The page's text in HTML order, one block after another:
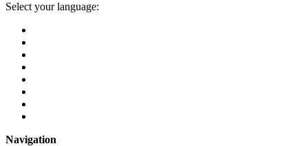
Select your language:
Navigation